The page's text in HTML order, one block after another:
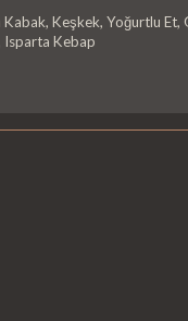
Kabak, Keşkek, Yoğurtlu Et,
Isparta Kebap